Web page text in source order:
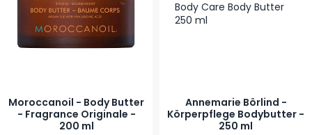
Moroccanoil - Body Butter
- Fragrance Originale -
200 ml
Annemarie Börlind -
Körperpflege Bodybutter -
250 ml